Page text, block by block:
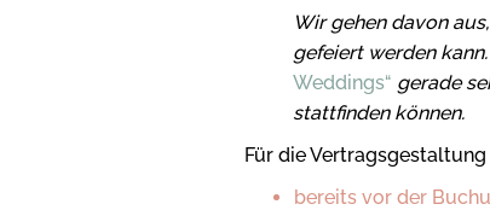
Wir gehen davon
gefeiert werden
Weddings“ gerade
stattfinden können.
Für die
bereits vor der